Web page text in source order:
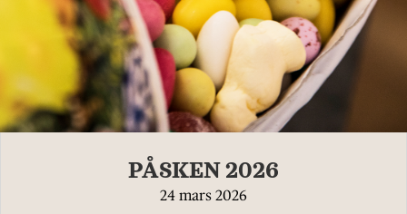
PÅSKEN 2026
24 mars 2026